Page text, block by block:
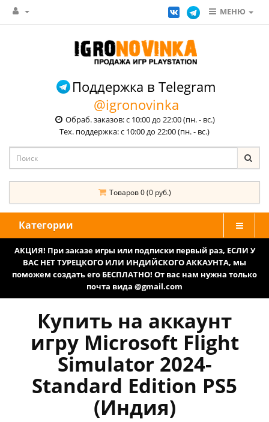
МЕНЮ
Поддержка в Telegram
@igronovinka
Обраб. заказов: с 10:00 до 22:00 (пн. - вс.)
Тех. поддержка: с 10:00 до 22:00 (пн. - вс.)
Товаров 0 (0 руб.)
Категории
АКЦИЯ! При заказе игры или подписки первый раз, ЕСЛИ У
ВАС НЕТ ТУРЕЦКОГО ИЛИ ИНДИЙСКОГО АККАУНТА, мы
поможем создать его БЕСПЛАТНО! От вас нам нужна только
почта вида @gmail.com
Купить на аккаунт
игру Microsoft Flight
Simulator 2024-
Standard Edition PS5
(Индия)